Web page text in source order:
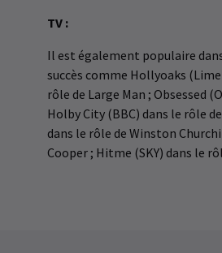
TV :
Il est également populaire
succès comme Hollyoaks
rôle de Large Man ; Obsessed
Holby City (BBC) dans le rôle
dans le rôle de Winston
Cooper ; Hitme (SKY) dans le